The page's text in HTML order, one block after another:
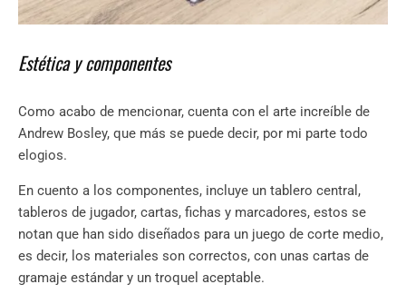
Estética y componentes
Como acabo de mencionar, cuenta con el arte increíble de
Andrew Bosley, que más se puede decir, por mi parte todo
elogios.
En cuento a los componentes, incluye un tablero central,
tableros de jugador, cartas, fichas y marcadores, estos se
notan que han sido diseñados para un juego de corte medio,
es decir, los materiales son correctos, con unas cartas de
gramaje estándar y un troquel aceptable.